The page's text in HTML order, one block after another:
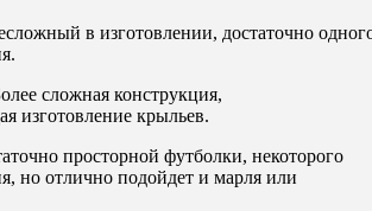
в изготовлении, достаточно
сложная конструкция,
изготовление крыльев.
просторной футболки, некоторого
но отлично подойдет и марля или